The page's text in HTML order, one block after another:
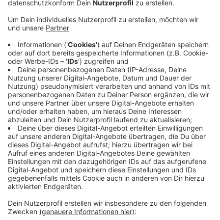
Anzeige
Es gilt erstmal ein angepasster Fahrplan
Anzeige
Voraussichtlich bis Dezember gilt aber zwischen
Bocholt bzw. Arnheim und Düsseldorf erstmal ein
angepasster Fahrplan, heißt es. Zugreisende und
Pendler sollten sich vorab genau informieren. Denn
VIAS arbeitet mit einem Partner, so dass sich die
Nummern der Züge vorübergehend ändern.Bitte hier
informieren.
Anzeige